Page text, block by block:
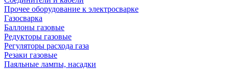
Прочее оборудование к электросварке
Газосварка
Баллоны газовые
Редукторы газовые
Регуляторы расхода газа
Резаки газовые
Паяльные лампы, насадки